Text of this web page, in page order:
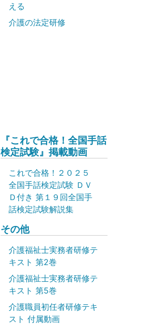
える
介護の法定研修
『これで合格！全国手話
検定試験』掲載動画
これで合格！２０２５
全国手話検定試験 ＤＶ
Ｄ付き 第１９回全国手
話検定試験解説集
その他
介護福祉士実務者研修テ
キスト 第2巻
介護福祉士実務者研修テ
キスト 第5巻
介護職員初任者研修テキ
スト 付属動画